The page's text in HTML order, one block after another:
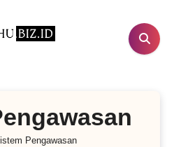
Pengawasan